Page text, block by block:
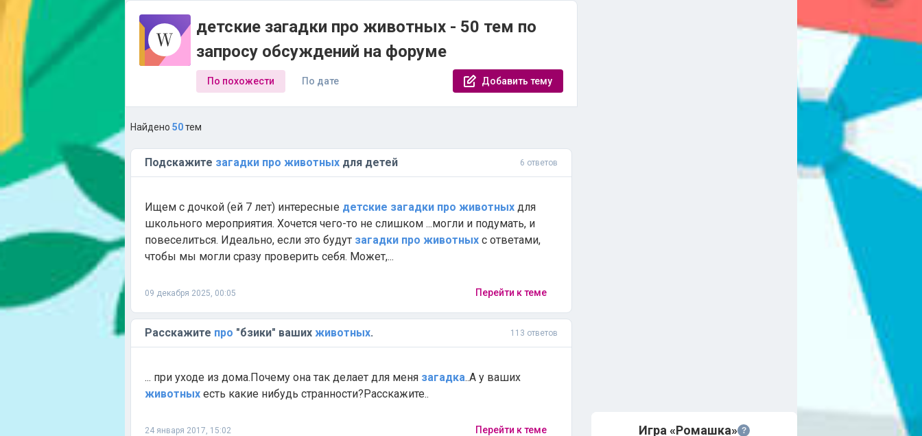
детские загадки про животных - 50 тем по
запросу обсуждений на форуме
По похожести По дате Добавить тему
Найдено 50тем
Подскажите загадки про животных для детей 6 ответов
Ищем с дочкой (ей 7 лет) интересные детские загадки про животных для
школьного мероприятия. Хочется чего-то не слишком ...могли и подумать, и
повеселиться. Идеально, если это будут загадки про животных с ответами,
чтобы мы могли сразу проверить себя. Может,...
09 декабря 2025, 00:05 Перейти к теме
Расскажите про "бзики" ваших животных. 113 ответов
... при уходе из дома.Почему она так делает для меня загадка..А у ваших
животных есть какие нибудь странности?Расскажите..
24 января 2017, 15:02 Перейти к теме Игра «Ромашка» ?